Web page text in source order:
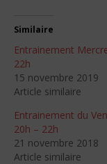
Similaire
Entrainement
22h
15 novembre 2019
Article similaire
Entrainement du
20h – 22h
21 novembre 2018
Article similaire